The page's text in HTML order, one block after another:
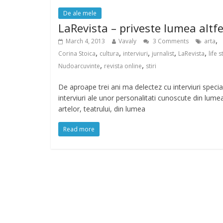
De ale mele
LaRevista – priveste lumea
March 4, 2013 Vavaly 3 Comments arta,
Corina Stoica, cultura, interviuri, jurnalist, LaRevista, life
Nudoarcuvinte, revista online, stiri
De aproape trei ani ma delectez cu interviuri
interviuri ale unor personalitati cunoscute din
artelor, teatrului, din lumea
Read more